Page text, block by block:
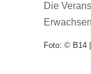
Die
Foto: © B14